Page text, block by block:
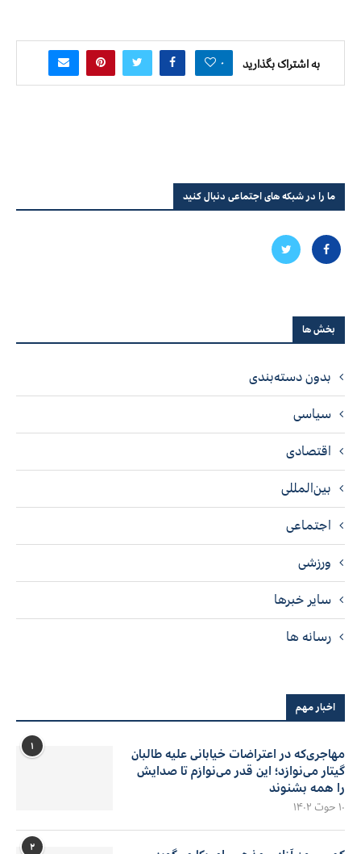
به اشتراک بگذارید ۰
ما را در شبکه های اجتماعی دنبال کنید
بخش ها
بدون دسته‌بندی
سیاسی
اقتصادی
بین‌المللی
اجتماعی
ورزشی
سایر خبرها
رسانه ها
اخبار مهم
۱
مهاجری‌که در اعتراضات خیابانی علیه طالبان
گیتار می‌نوازد؛ این قدر می‌نوازم تا صدایش
را همه بشنوند
۱۰ حوت ۱۴۰۲
۲